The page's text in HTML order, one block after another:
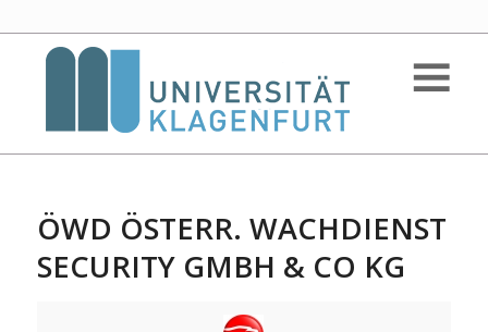
ÖWD ÖSTERR. WACHDIENST
SECURITY GMBH & CO KG